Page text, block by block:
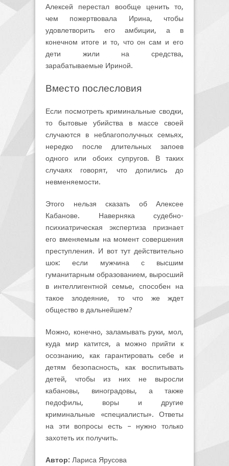
Алексей перестал вообще ценить то,
чем пожертвовала Ирина, чтобы
удовлетворить его амбиции, а в
конечном итоге и то, что он сам и его
дети жили на средства,
зарабатываемые Ириной.
Вместо послесловия
Если посмотреть криминальные сводки,
то бытовые убийства в массе своей
случаются в неблагополучных семьях,
нередко после длительных запоев
одного или обоих супругов. В таких
случаях говорят, что допились до
невменяемости.
Этого нельзя сказать об Алексее
Кабанове. Наверняка судебно-
психиатрическая экспертиза признает
его вменяемым на момент совершения
преступления. И вот тут действительно
шок: если мужчина с высшим
гуманитарным образованием, выросший
в интеллигентной семье, способен на
такое злодеяние, то что же ждет
общество в дальнейшем?
Можно, конечно, заламывать руки, мол,
куда мир катится, а можно прийти к
осознанию, как гарантировать себе и
детям безопасность, как воспитывать
детей, чтобы из них не выросли
кабановы, виноградовы, а также
педофилы, воры и другие
криминальные «специалисты». Ответы
на эти вопросы есть – нужно только
захотеть их получить.
Автор: Лариса Ярусова